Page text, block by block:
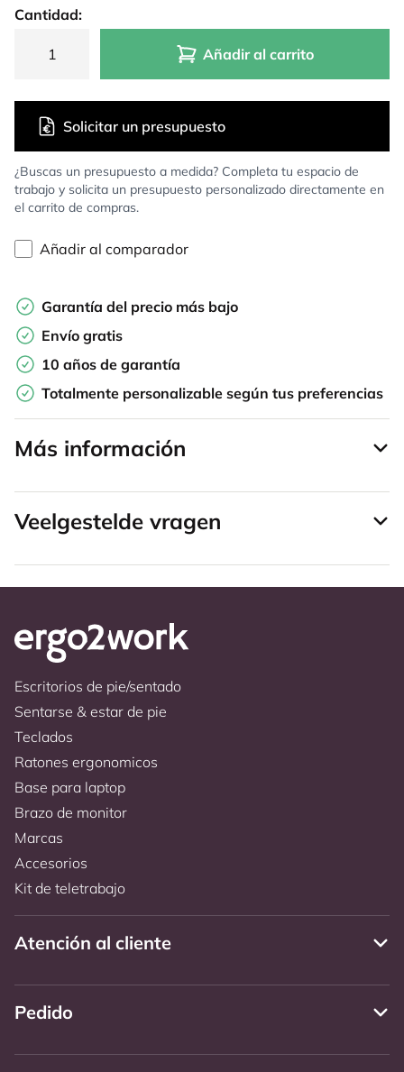
Cantidad:
Añadir al carrito
¿Buscas un presupuesto a medida? Completa tu espacio de
trabajo y solicita un presupuesto personalizado directamente en
el carrito de compras.
Solicitar un presupuesto
Añadir al comparador
Garantía del precio más bajo
Envío gratis
10 años de garantía
Totalmente personalizable según tus preferencias
Más información
Veelgestelde vragen
Escritorios de pie/sentado
Sentarse & estar de pie
Teclados
Ratones ergonomicos
Base para laptop
Brazo de monitor
Marcas
Accesorios
Kit de teletrabajo
Atención al cliente
Pedido